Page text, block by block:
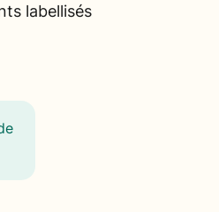
labellisés